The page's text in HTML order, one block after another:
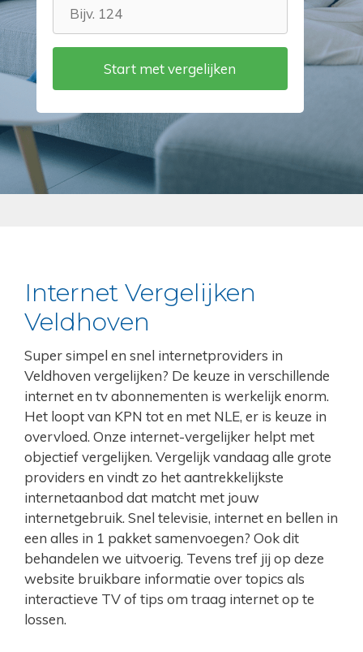
Internet Vergelijken
Veldhoven
Super simpel en snel internetproviders in
Veldhoven vergelijken? De keuze in verschillende
internet en tv abonnementen is werkelijk enorm.
Het loopt van KPN tot en met NLE, er is keuze in
overvloed. Onze internet-vergelijker helpt met
objectief vergelijken. Vergelijk vandaag alle grote
providers en vindt zo het aantrekkelijkste
internetaanbod dat matcht met jouw
internetgebruik. Snel televisie, internet en bellen in
een alles in 1 pakket samenvoegen? Ook dit
behandelen we uitvoerig. Tevens tref jij op deze
website bruikbare informatie over topics als
interactieve TV of tips om traag internet op te
lossen.